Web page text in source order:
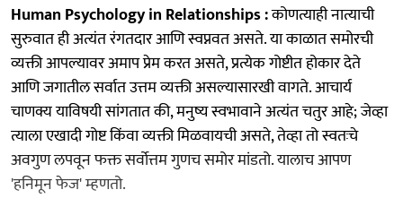
Human Psychology in Relationships :कोणत्याही नात्याची
सुरुवात ही अत्यंत रंगतदार आणि स्वप्नवत असते. या काळात समोरची
व्यक्ती आपल्यावर अमाप प्रेम करत असते, प्रत्येक गोष्टीत होकार देते
आणि जगातील सर्वात उत्तम व्यक्ती असल्यासारखी वागते. आचार्य
चाणक्य याविषयी सांगतात की, मनुष्य स्वभावाने अत्यंत चतुर आहे; जेव्हा
त्याला एखादी गोष्ट किंवा व्यक्ती मिळवायची असते, तेव्हा तो स्वतःचे
अवगुण लपवून फक्त सर्वोत्तम गुणच समोर मांडतो. यालाच आपण
'हनिमून फेज' म्हणतो.